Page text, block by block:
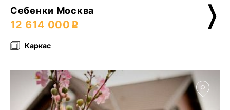
Себенки Москва
12 614 000
Каркас